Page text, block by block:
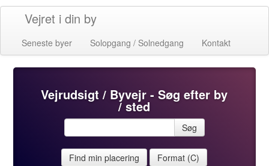
Vejret i din by
Seneste byer Solopgang / Solnedgang Kontakt
Vejrudsigt / Byvejr - Søg efter by
/ sted
Søg
Find min placering Format (C)